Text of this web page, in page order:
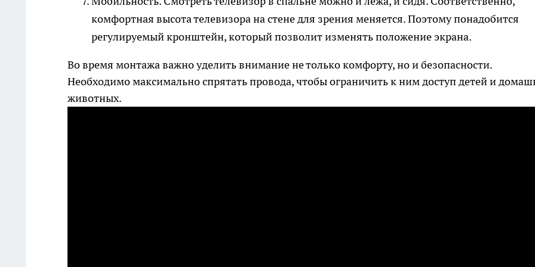
комфортная высота телевизора на стене для зрения меняется. Поэтому понадобится
регулируемый кронштейн, который позволит изменять положение экрана.
Во время монтажа важно уделить внимание не только комфорту, но и безопасности.
Необходимо максимально спрятать провода, чтобы ограничить к ним доступ детей и
животных.